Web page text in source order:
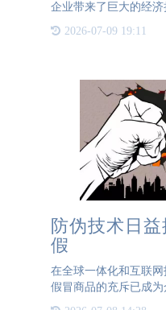
企业带来了巨大的经
击假冒产品，RFID（
效、可靠的防伪手段
2026-07-09 19:11
防伪技术日
假
在全球一体化和互联网
假冒商品的充斥已成
题。这些冒牌产品不仅